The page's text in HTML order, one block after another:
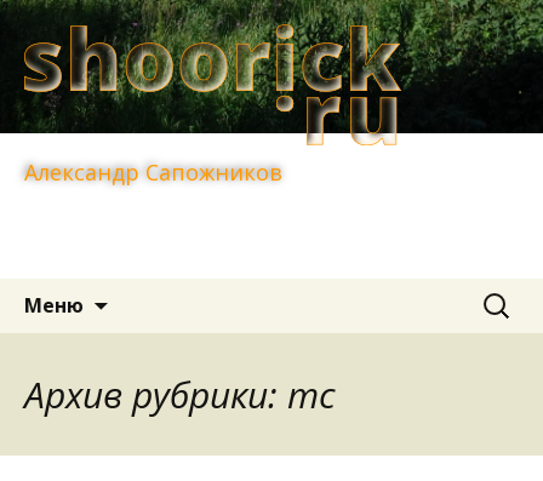
Александр Сапожников
Меню Найти:
Архив рубрики: mc